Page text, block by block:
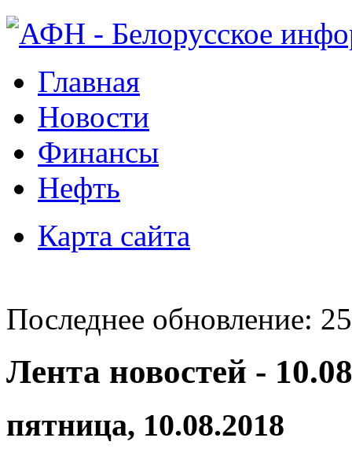
Главная
Новости
Финансы
Нефть
Карта сайта
Последнее обновление:
Лента новостей -
пятница, 10.08.2018